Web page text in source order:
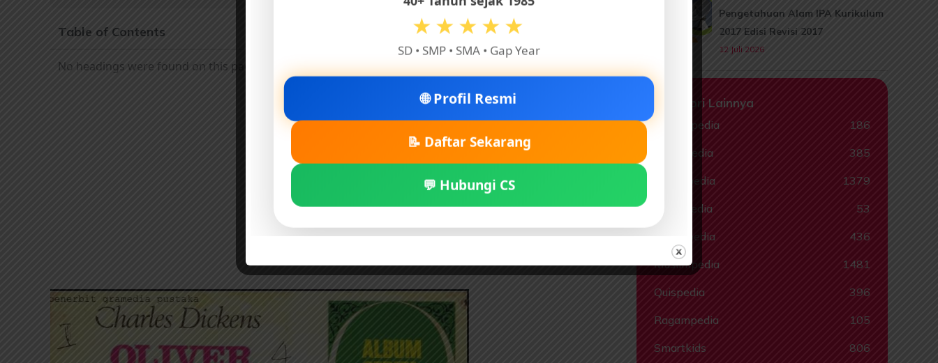
Table of Contents
No headings were found on this page.
Pengetahuan Alam IPA Kurikulum
2017 Edisi Revisi 2017
12 Juli 2026
Kategori Lainnya
Animalpedia
186
Ceritapedia
385
Ebookpedia
1379
Hadispedia
53
Komikpedia
436
Muslimpedia
1481
Quispedia
396
Ragampedia
105
Smartkids
806
★★★★★
SD • SMP • SMA • Gap Year
🌐 Profil Resmi
📝 Daftar Sekarang
💬 Hubungi CS